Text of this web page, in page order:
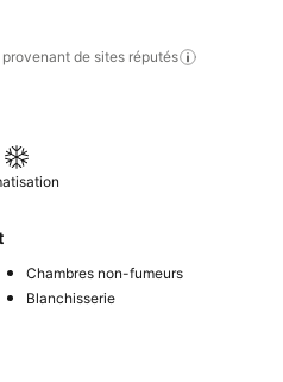
de sites réputés
Chambres non-fumeurs
Blanchisserie